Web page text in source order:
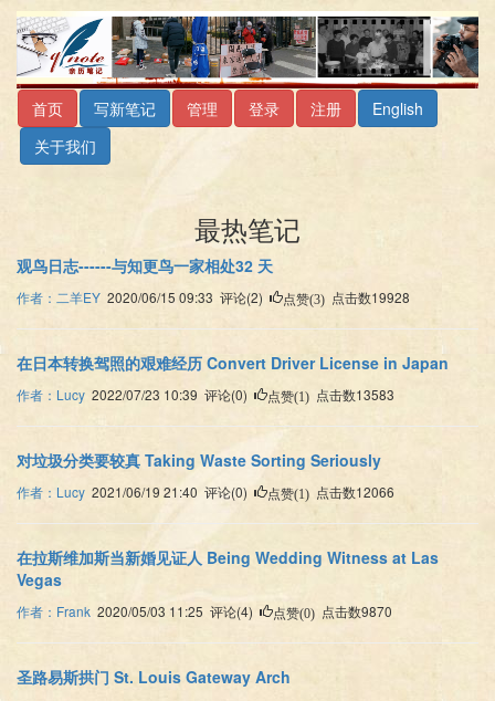
首页 写新笔记 管理 登录 注册
English
关于我们
最热笔记
观鸟日志------与知更鸟一家相处32 天
作者：二羊EY 2020/06/15 09:33 评论(2) 点赞(3) 点击数19928
在日本转换驾照的艰难经历 Convert Driver License in Japan
作者：Lucy 2022/07/23 10:39 评论(0) 点赞(1) 点击数13583
对垃圾分类要较真 Taking Waste Sorting Seriously
作者：Lucy 2021/06/19 21:40 评论(0) 点赞(1) 点击数12066
在拉斯维加斯当新婚见证人 Being Wedding Witness at Las
Vegas
作者：Frank 2020/05/03 11:25 评论(4) 点赞(0) 点击数9870
圣路易斯拱门 St. Louis Gateway Arch